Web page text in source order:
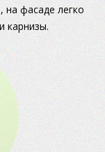
на фасаде легко
карнизы.